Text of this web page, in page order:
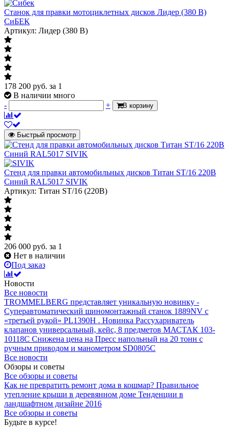
Станок для правки мотоциклетных дисков Лидер (380 В)
СиБЕК
Артикул: Лидер (380 В)
178 200 руб. за 1
В наличии много
-
+ В корзину
Быстрый просмотр
Стенд для правки автомобильных дисков Титан ST/16 220В
Синий RAL5017 SIVIK
Артикул: Титан ST/16 (220В)
206 000 руб. за 1
Нет в наличии
Под заказ
Новости
Все новости
TROMMELBERG представляет уникальную новинку -
Суперавтоматический шиномонтажный станок 1889NV с
«третьей рукой» PL1390H . Новинка Рассухариватель
клапанов универсальный, кейс, 8 предметов МАСТАК 103-
10118C Снижена цена на Пресс напольный на 20 тонн с
ручным приводом и манометром SD0805C
Все новости
Обзоры и советы
Все обзоры и советы
Как не превратить ремонт дома в кошмар? Правильное
утепление крыши в деревянном доме Тенденции в
ландшафтном дизайне 2016
Все обзоры и советы
Будьте в курсе!